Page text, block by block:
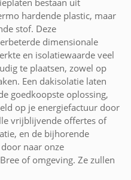
bestaan uit
hardende plastic, maar
stof. Deze
dimensionale
en isolatiewaarde veel
te plaatsen, zowel op
Een dakisolatie laten
goedkoopste oplossing,
op je energiefactuur door
vrijblijvende offertes of
en de bijhorende
naar onze
of omgeving. Ze zullen